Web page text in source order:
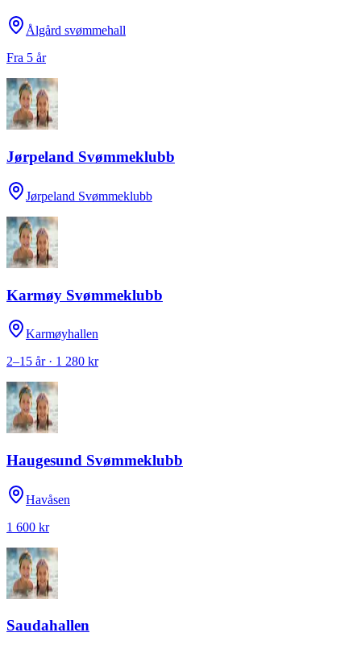
Ålgård svømmehall
Fra 5 år
Jørpeland Svømmeklubb
Jørpeland Svømmeklubb
Karmøy Svømmeklubb
Karmøyhallen
2–15 år · 1 280 kr
Haugesund Svømmeklubb
Havåsen
1 600 kr
Saudahallen